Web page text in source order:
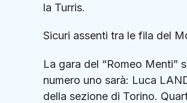
la Turris.
Sicuri assenti tra le fila del
La gara del “Romeo Menti”
numero uno sarà: Luca
della sezione di Torino.